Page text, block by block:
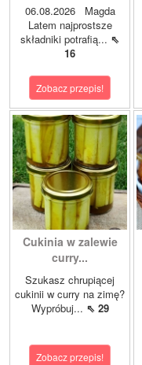
06.08.2026 Magda
Latem najprostsze
składniki potrafią... ⇖
16
Zobacz przepis!
Cukinia w zalewie
curry...
Szukasz chrupiącej
cukinii w curry na zimę?
Wypróbuj... ⇖ 29
Zobacz przepis!